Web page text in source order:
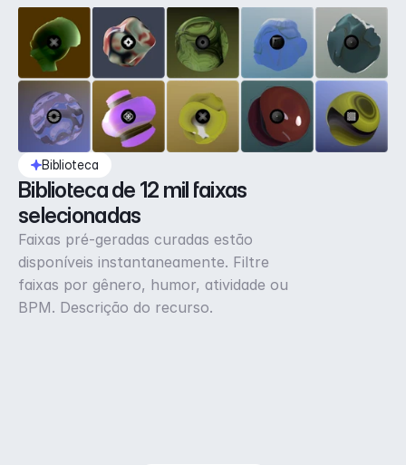
Biblioteca
Biblioteca de 12 mil faixas
selecionadas
Faixas pré-geradas curadas estão
disponíveis instantaneamente. Filtre
faixas por gênero, humor, atividade ou
BPM. Descrição do recurso.